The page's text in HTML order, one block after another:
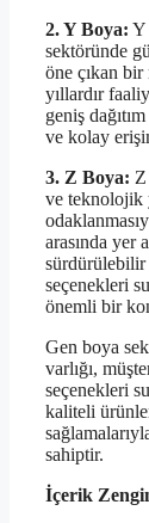
2. Y Boya: Y
sektöründe
öne çıkan bir
yıllardır
geniş
ve kolay
3. Z Boya:
ve teknolojik
arasında yer
sürdürülebilir
seçenekleri
önemli bir
Gen boya
varlığı,
seçenekleri
kaliteli
sahiptir.
İçerik